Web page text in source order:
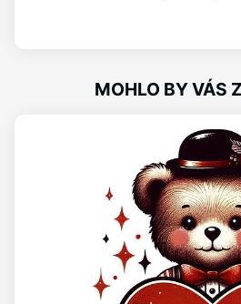
MOHLO BY VÁS